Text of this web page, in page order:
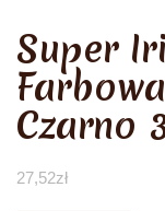
Super
Czarno
27,52zł